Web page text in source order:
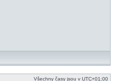
Všechny časy jsou v UTC+01:00